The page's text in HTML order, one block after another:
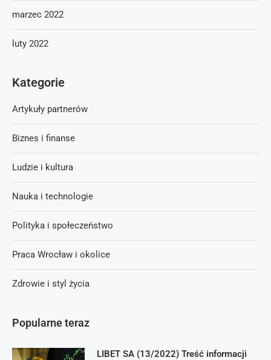
Popularne teraz
LIBET SA (13/2022) Treść informacji
marzec 2022
luty 2022
Kategorie
Artykuły partnerów
Biznes i finanse
Ludzie i kultura
Nauka i technologie
Polityka i społeczeństwo
Praca Wrocław i okolice
Zdrowie i styl życia